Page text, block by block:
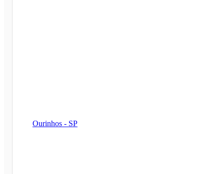
Ourinhos - SP